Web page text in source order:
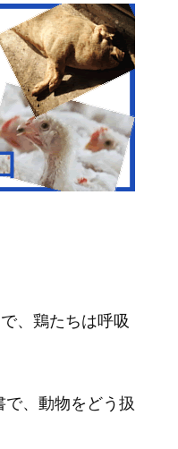
、鶏たちは呼吸
、動物をどう扱